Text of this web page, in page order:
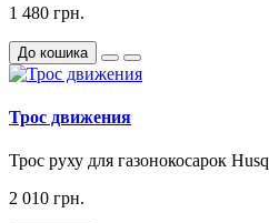
1 480 грн.
До кошика
Трос движения
Трос руху для газонокосарок
2 010 грн.